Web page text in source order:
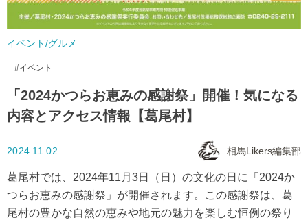
イベント/グルメ
イベント
「2024かつらお恵みの感謝祭」開催！気になる
内容とアクセス情報【葛尾村】
2024.11.02 相馬Likers編集部
葛尾村では、2024年11月3日（日）の文化の日に「2024か
つらお恵みの感謝祭」が開催されます。この感謝祭は、葛
尾村の豊かな自然の恵みや地元の魅力を楽しむ恒例の祭り